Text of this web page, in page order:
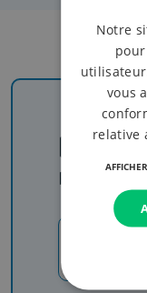
Notre
vous
relative